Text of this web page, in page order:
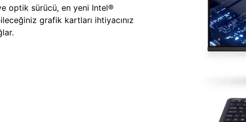
optik sürücü, en yeni Intel®
grafik kartları ihtiyacınız